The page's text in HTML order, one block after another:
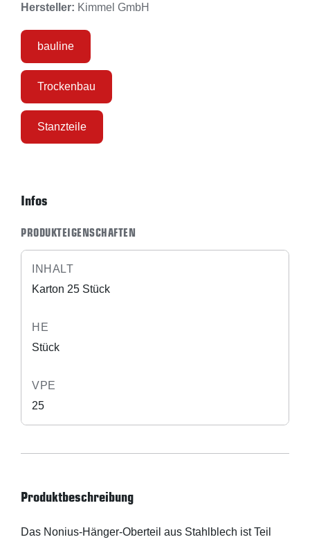
Hersteller: Kimmel GmbH
bauline
Trockenbau
Stanzteile
Infos
PRODUKTEIGENSCHAFTEN
INHALT
Karton 25 Stück
HE
Stück
VPE
25
Produktbeschreibung
Das Nonius-Hänger-Oberteil aus Stahlblech ist Teil